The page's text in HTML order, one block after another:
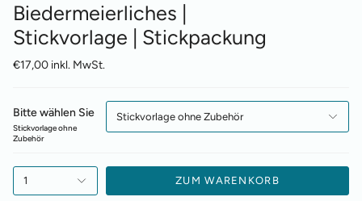
Biedermeierliches |
Stickvorlage | Stickpackung
€17,00 inkl. MwSt.
Bitte wählen Sie
Stickvorlage ohne
Zubehör
Stickvorlage ohne Zubehör
1 ZUM WARENKORB